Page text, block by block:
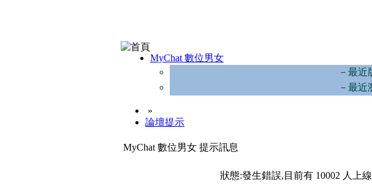
MyChat 數位男女
－最近
－最近
»
論壇提示
MyChat 數位男女 提示訊息
狀態:發生錯誤,目前有 10002 人上